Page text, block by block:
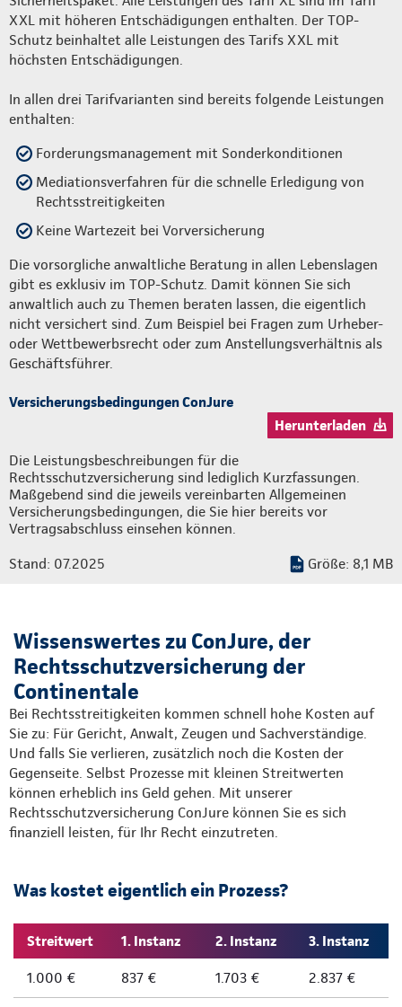
XXL mit höheren Entschädigungen enthalten. Der TOP-
Schutz beinhaltet alle Leistungen des Tarifs XXL mit
höchsten Entschädigungen.
In allen drei Tarifvarianten sind bereits folgende Leistungen
enthalten:
Forderungsmanagement mit Sonderkonditionen
Mediationsverfahren für die schnelle Erledigung von
Rechtsstreitigkeiten
Keine Wartezeit bei Vorversicherung
Die vorsorgliche anwaltliche Beratung in allen Lebenslagen
gibt es exklusiv im TOP-Schutz. Damit können Sie sich
anwaltlich auch zu Themen beraten lassen, die eigentlich
nicht versichert sind. Zum Beispiel bei Fragen zum Urheber-
oder Wettbewerbsrecht oder zum Anstellungsverhältnis als
Geschäftsführer.
Versicherungsbedingungen ConJure
Herunterladen
Die Leistungsbeschreibungen für die
Rechtsschutzversicherung sind lediglich Kurzfassungen.
Maßgebend sind die jeweils vereinbarten Allgemeinen
Versicherungsbedingungen, die Sie hier bereits vor
Vertragsabschluss einsehen können.
Stand: 07.2025 Größe: 8,1 MB
Wissenswertes zu ConJure, der
Rechtsschutzversicherung der
Continentale
Bei Rechtsstreitigkeiten kommen schnell hohe Kosten auf
Sie zu: Für Gericht, Anwalt, Zeugen und Sachverständige.
Und falls Sie verlieren, zusätzlich noch die Kosten der
Gegenseite. Selbst Prozesse mit kleinen Streitwerten
können erheblich ins Geld gehen. Mit unserer
Rechtsschutzversicherung ConJure können Sie es sich
finanziell leisten, für Ihr Recht einzutreten.
Was kostet eigentlich ein Prozess?
Streitwert 1. Instanz 2. Instanz 3. Instanz
1.000 € 837 € 1.703 € 2.837 €